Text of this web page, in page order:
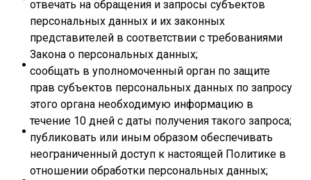
отвечать на обращения и запросы субъектов
персональных данных и их законных
представителей в соответствии с требованиями
Закона о персональных данных;
сообщать в уполномоченный орган по защите
прав субъектов персональных данных по запросу
этого органа необходимую информацию в
течение 10 дней с даты получения такого запроса;
публиковать или иным образом обеспечивать
неограниченный доступ к настоящей Политике в
отношении обработки персональных данных;